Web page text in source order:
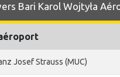
Bari Karol Wojtyła
Josef Strauss (MUC)